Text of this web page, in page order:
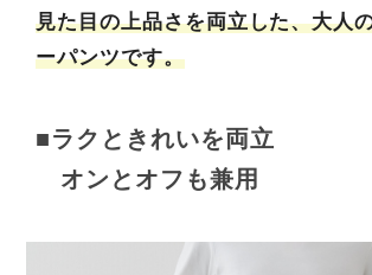
見た目の上品さを両立した、大人
ーパンツです。
■ラクときれいを両立
オンとオフも兼用